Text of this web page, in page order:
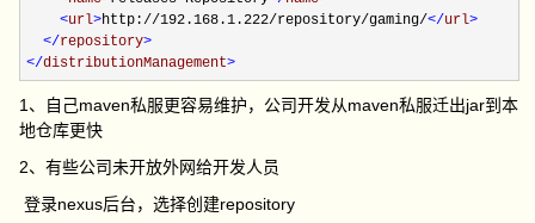
<url>http://192.168.1.222/repository/gaming/</url>
</repository>
</distributionManagement>
1、自己maven私服更容易维护，公司开发从maven私服迁出jar到本
地仓库更快
2、有些公司未开放外网给开发人员
登录nexus后台，选择创建repository